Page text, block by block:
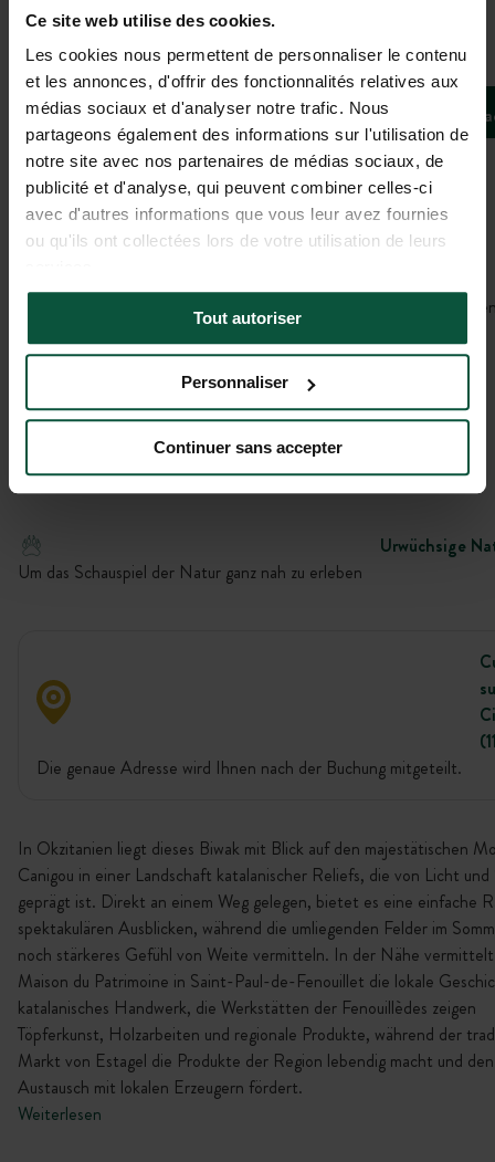
Ce site web utilise des cookies.
Les cookies nous permettent de personnaliser le contenu
et les annonces, d'offrir des fonctionnalités relatives aux
médias sociaux et d'analyser notre trafic. Nous
partageons également des informations sur l'utilisation de
notre site avec nos partenaires de médias sociaux, de
publicité et d'analyse, qui peuvent combiner celles-ci
avec d'autres informations que vous leur avez fournies
ou qu'ils ont collectées lors de votre utilisation de leurs
Tout autoriser
Personnaliser
Continuer sans accepter
Galerie
Les champs du Galamus
Cubières sur Cinoble, Occitanie, Frankreich
Aussicht
Die Magie einer atemberaubenden Landschaft
In der Nähe von Aktivitäten, unberührten oder historischen
Kein Netz hier – nur eine Verbindung zur Natur
Allein auf der Welt – der Traum eines Vanlifers
Urwüchsige
Um das Schauspiel der Natur ganz nah zu erleben
Die genaue Adresse wird Ihnen nach der Buchung mitgeteilt.
In Okzitanien liegt dieses Biwak mit Blick auf den majestätischen
Canigou in einer Landschaft katalanischer Reliefs, die von Licht
geprägt ist. Direkt an einem Weg gelegen, bietet es eine einfache
spektakulären Ausblicken, während die umliegenden Felder im
noch stärkeres Gefühl von Weite vermitteln. In der Nähe
Maison du Patrimoine in Saint-Paul-de-Fenouillet die lokale
katalanisches Handwerk, die Werkstätten der Fenouillèdes zeigen
Töpferkunst, Holzarbeiten und regionale Produkte, während der
Markt von Estagel die Produkte der Region lebendig macht und den
Austausch mit lokalen Erzeugern fördert.
Weiterlesen